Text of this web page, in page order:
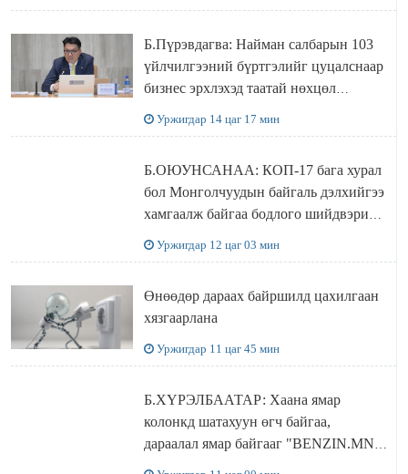
Б.Пүрэвдагва: Найман салбарын 103
үйлчилгээний бүртгэлийг цуцалснаар
бизнес эрхлэхэд таатай нөхцөл
Уржигдар 14 цаг 17 мин
Б.ОЮУНСАНАА: КОП-17 бага хурал
бол Монголчуудын байгаль дэлхийгээ
хамгаалж байгаа бодлого шийдвэрийг
Уржигдар 12 цаг 03 мин
Өнөөдөр дараах байршилд цахилгаан
хязгаарлана
Уржигдар 11 цаг 45 мин
Б.ХҮРЭЛБААТАР: Хаана ямар
колонкд шатахуун өгч байгаа,
дараалал ямар байгааг "BENZIN.MN”